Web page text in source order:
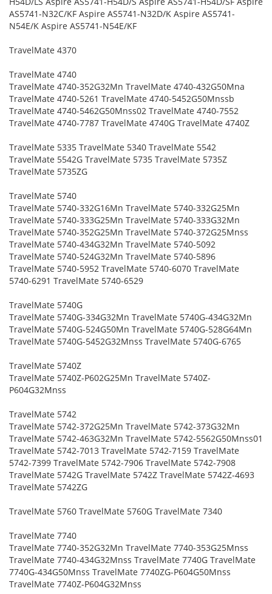
AS5741-N32C/KF Aspire AS5741-N32D/K Aspire AS5741-
N54E/K Aspire AS5741-N54E/KF
TravelMate 4370
TravelMate 4740
TravelMate 4740-352G32Mn TravelMate 4740-432G50Mna
TravelMate 4740-5261 TravelMate 4740-5452G50Mnssb
TravelMate 4740-5462G50Mnss02 TravelMate 4740-7552
TravelMate 4740-7787 TravelMate 4740G TravelMate 4740Z
TravelMate 5335 TravelMate 5340 TravelMate 5542
TravelMate 5542G TravelMate 5735 TravelMate 5735Z
TravelMate 5735ZG
TravelMate 5740
TravelMate 5740-332G16Mn TravelMate 5740-332G25Mn
TravelMate 5740-333G25Mn TravelMate 5740-333G32Mn
TravelMate 5740-352G25Mn TravelMate 5740-372G25Mnss
TravelMate 5740-434G32Mn TravelMate 5740-5092
TravelMate 5740-524G32Mn TravelMate 5740-5896
TravelMate 5740-5952 TravelMate 5740-6070 TravelMate
5740-6291 TravelMate 5740-6529
TravelMate 5740G
TravelMate 5740G-334G32Mn TravelMate 5740G-434G32Mn
TravelMate 5740G-524G50Mn TravelMate 5740G-528G64Mn
TravelMate 5740G-5452G32Mnss TravelMate 5740G-6765
TravelMate 5740Z
TravelMate 5740Z-P602G25Mn TravelMate 5740Z-
P604G32Mnss
TravelMate 5742
TravelMate 5742-372G25Mn TravelMate 5742-373G32Mn
TravelMate 5742-463G32Mn TravelMate 5742-5562G50Mnss01
TravelMate 5742-7013 TravelMate 5742-7159 TravelMate
5742-7399 TravelMate 5742-7906 TravelMate 5742-7908
TravelMate 5742G TravelMate 5742Z TravelMate 5742Z-4693
TravelMate 5742ZG
TravelMate 5760 TravelMate 5760G TravelMate 7340
TravelMate 7740
TravelMate 7740-352G32Mn TravelMate 7740-353G25Mnss
TravelMate 7740-434G32Mnss TravelMate 7740G TravelMate
7740G-434G50Mnss TravelMate 7740ZG-P604G50Mnss
TravelMate 7740Z-P604G32Mnss